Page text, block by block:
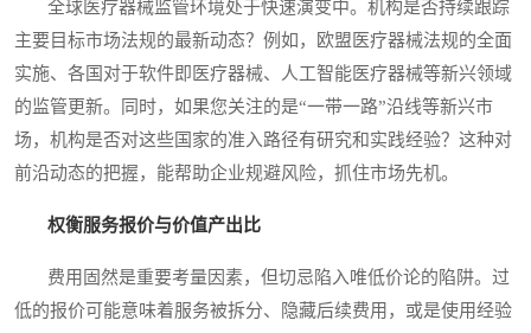
全球医疗器械监管环境处于快速演变中。机构是否持续跟踪
主要目标市场法规的最新动态？例如，欧盟医疗器械法规的全面
实施、各国对于软件即医疗器械、人工智能医疗器械等新兴领域
的监管更新。同时，如果您关注的是“一带一路”沿线等新兴市
场，机构是否对这些国家的准入路径有研究和实践经验？这种对
前沿动态的把握，能帮助企业规避风险，抓住市场先机。
权衡服务报价与价值产出比
费用固然是重要考量因素，但切忌陷入唯低价论的陷阱。过
低的报价可能意味着服务被拆分、隐藏后续费用，或是使用经验